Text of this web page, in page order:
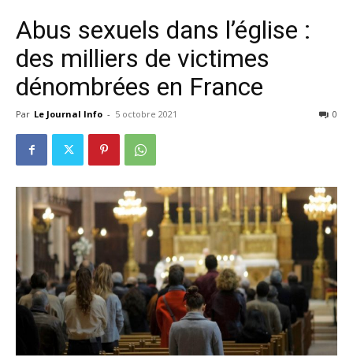
Abus sexuels dans l’église :
des milliers de victimes
dénombrées en France
Par Le Journal Info - 5 octobre 2021 0